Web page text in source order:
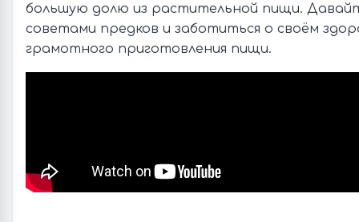
большую долю из растительной пищи.
советами предков и заботиться о своём
грамотного приготовления пищи.